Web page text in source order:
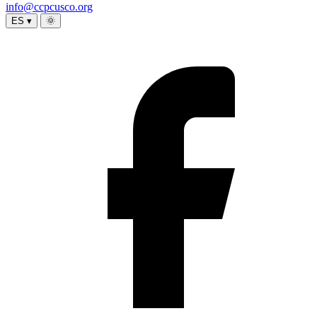
info@ccpcusco.org
ES ▾ 🌞